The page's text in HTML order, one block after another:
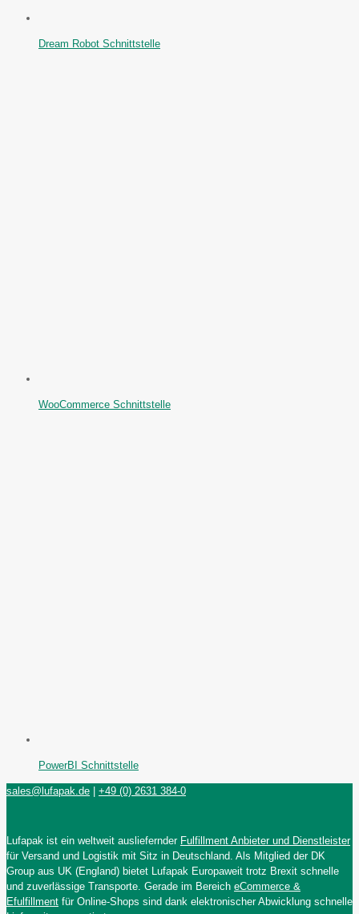
Dream Robot Schnittstelle
WooCommerce Schnittstelle
PowerBI Schnittstelle
sales@lufapak.de +49 (0) 2631 384-0
Lufapak ist ein weltweit ausliefernder Fulfillment Anbieter und Dienstleister
für Versand und Logistik mit Sitz in Deutschland. Als Mitglied der DK
Group aus UK (England) bietet Lufapak Europaweit trotz Brexit schnelle
und zuverlässige Transporte. Gerade im Bereich eCommerce &
Efulfillment für Online-Shops sind dank elektronischer Abwicklung schnelle